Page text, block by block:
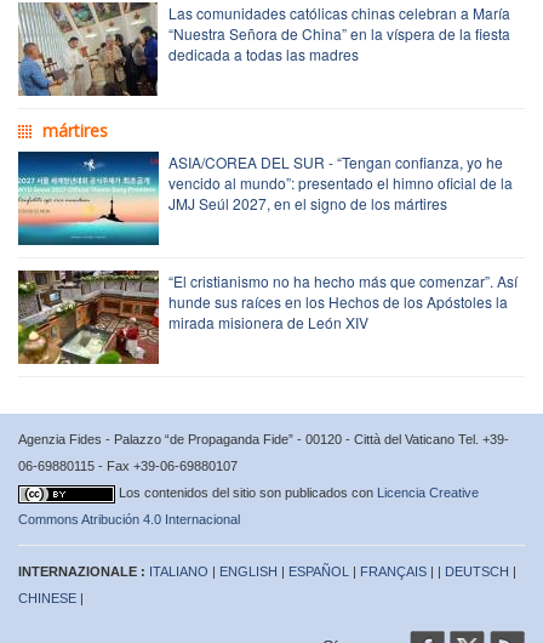
Las comunidades católicas chinas celebran a María
“Nuestra Señora de China” en la víspera de la fiesta
dedicada a todas las madres
mártires
ASIA/COREA DEL SUR - “Tengan confianza, yo he
vencido al mundo”: presentado el himno oficial de la
JMJ Seúl 2027, en el signo de los mártires
“El cristianismo no ha hecho más que comenzar”. Así
hunde sus raíces en los Hechos de los Apóstoles la
mirada misionera de León XIV
Agenzia Fides - Palazzo “de Propaganda Fide” - 00120 - Città del Vaticano Tel. +39-
06-69880115 - Fax +39-06-69880107
Los contenidos del sitio son publicados con Licencia Creative
Commons Atribución 4.0 Internacional
INTERNAZIONALE : ITALIANO | ENGLISH | ESPAÑOL | FRANÇAIS | | DEUTSCH |
CHINESE |